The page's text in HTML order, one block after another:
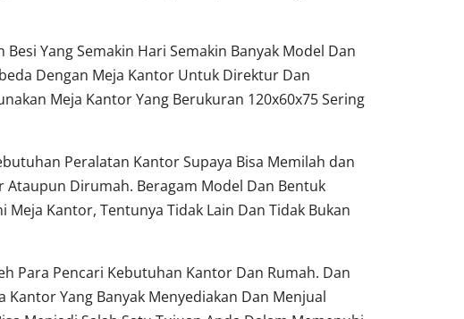
Yang Semakin Hari Semakin Banyak Model Dan
Dengan Meja Kantor Untuk Direktur Dan
Meja Kantor Yang Berukuran 120x60x75 Sering
Peralatan Kantor Supaya Bisa Memilah dan
Dirumah. Beragam Model Dan Bentuk
Kantor, Tentunya Tidak Lain Dan Tidak Bukan
Para Pencari Kebutuhan Kantor Dan Rumah. Dan
Yang Banyak Menyediakan Dan Menjual